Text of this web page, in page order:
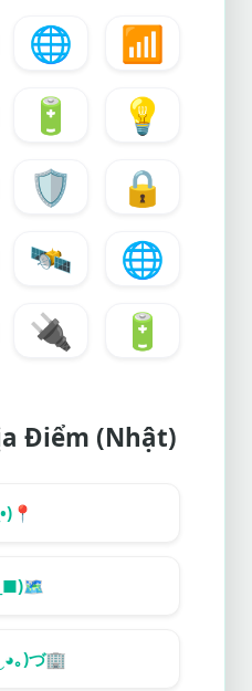
🌐
📶
🔋
💡
🛡️
🔒
🛰️
🌐
🔌 🔋
Điểm (Nhật)
📍
🗺️
｡)づ🏢